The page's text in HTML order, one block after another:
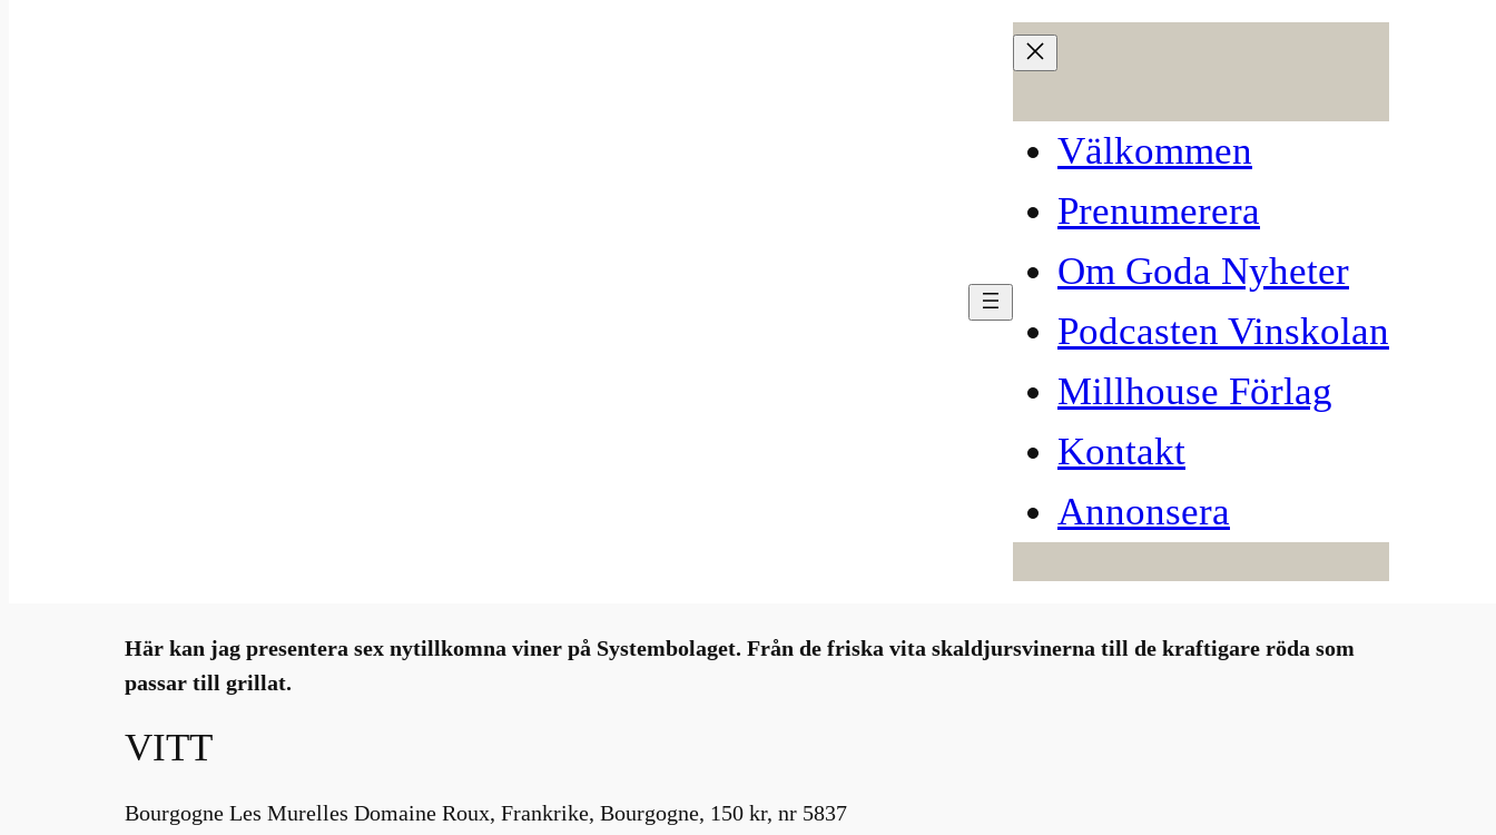
Välkommen
Prenumerera
Om Goda Nyheter
Podcasten Vinskolan
Millhouse Förlag
Kontakt
Annonsera
Här kan jag presentera sex nytillkomna viner på Systembolaget. Från de friska vita skaldjursvinerna till de kraftigare röda som
passar till grillat.
VITT
Bourgogne Les Murelles Domaine Roux, Frankrike, Bourgogne, 150 kr, nr 5837